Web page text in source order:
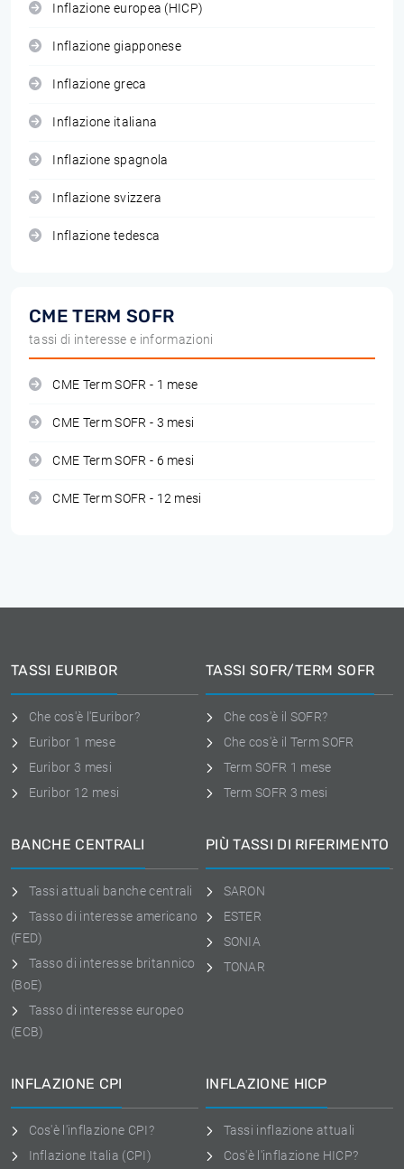
Inflazione europea (HICP)
Inflazione giapponese
Inflazione greca
Inflazione italiana
Inflazione spagnola
Inflazione svizzera
Inflazione tedesca
CME TERM SOFR
tassi di interesse e informazioni
CME Term SOFR - 1 mese
CME Term SOFR - 3 mesi
CME Term SOFR - 6 mesi
CME Term SOFR - 12 mesi
TASSI EURIBOR
Che cos'è l'Euribor?
Euribor 1 mese
Euribor 3 mesi
Euribor 12 mesi
TASSI SOFR/TERM SOFR
Che cos'è il SOFR?
Che cos'è il Term SOFR
Term SOFR 1 mese
Term SOFR 3 mesi
BANCHE CENTRALI
Tassi attuali banche centrali
Tasso di interesse americano
(FED)
Tasso di interesse britannico
(BoE)
Tasso di interesse europeo
(ECB)
PIÙ TASSI DI RIFERIMENTO
SARON
ESTER
SONIA
TONAR
INFLAZIONE CPI
Cos'è l'inflazione CPI?
Inflazione Italia (CPI)
INFLAZIONE HICP
Tassi inflazione attuali
Cos'è l'inflazione HICP?